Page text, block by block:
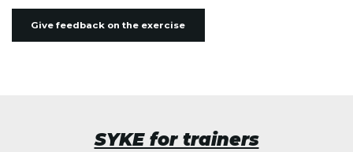
Give feedback on the exercise
SYKE for trainers